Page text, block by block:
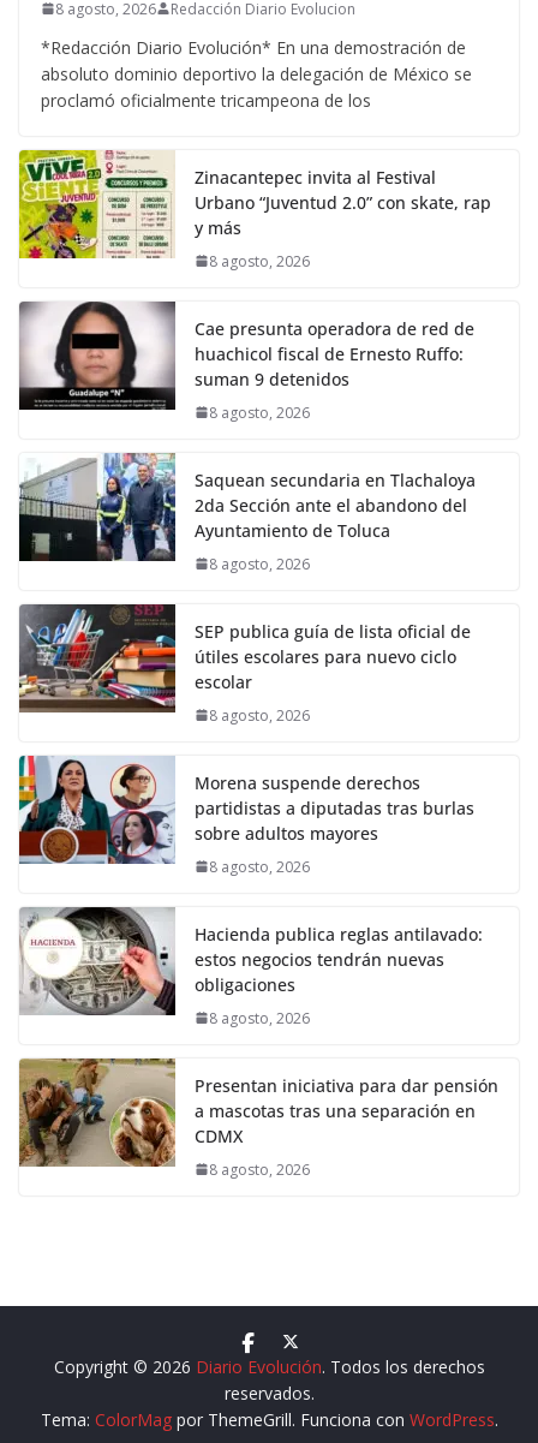
8 agosto, 2026 Redacción Diario Evolucion
*Redacción Diario Evolución* En una demostración de
absoluto dominio deportivo la delegación de México se
proclamó oficialmente tricampeona de los
Zinacantepec invita al Festival
Urbano “Juventud 2.0” con skate, rap
y más
8 agosto, 2026
Cae presunta operadora de red de
huachicol fiscal de Ernesto Ruffo:
suman 9 detenidos
8 agosto, 2026
Saquean secundaria en Tlachaloya
2da Sección ante el abandono del
Ayuntamiento de Toluca
8 agosto, 2026
SEP publica guía de lista oficial de
útiles escolares para nuevo ciclo
escolar
8 agosto, 2026
Morena suspende derechos
partidistas a diputadas tras burlas
sobre adultos mayores
8 agosto, 2026
Hacienda publica reglas antilavado:
estos negocios tendrán nuevas
obligaciones
8 agosto, 2026
Presentan iniciativa para dar pensión
a mascotas tras una separación en
CDMX
8 agosto, 2026
Copyright © 2026 Diario Evolución. Todos los derechos
reservados.
Tema: ColorMagpor ThemeGrill. Funciona con WordPress.